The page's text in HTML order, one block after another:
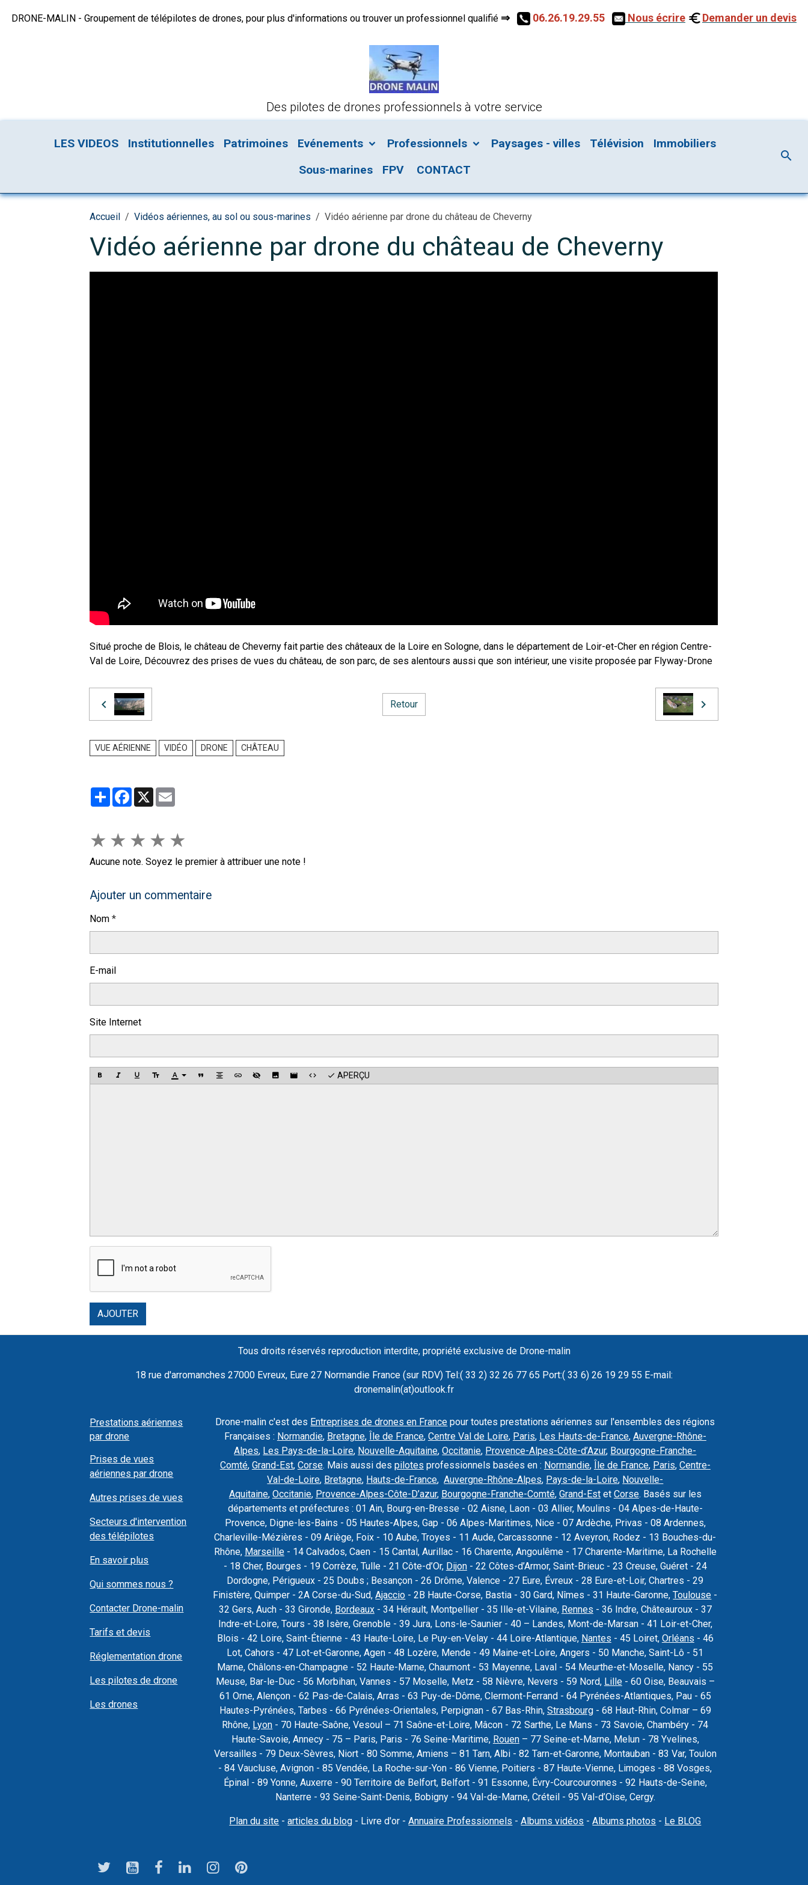
DRONE-MALIN - Groupement de télépilotes de drones, pour plus d'informations ou trouver un professionnel qualifié ⇒ 06.26.19.29.55 Nous écrire Demander un devis
Des pilotes de drones professionnels à votre service
LES VIDEOS Institutionnelles Patrimoines Evénements Professionnels Paysages - villes Télévision
Immobiliers
Sous-marines
FPV CONTACT
Accueil Vidéos aériennes, au sol ou sous-marines Vidéo aérienne par drone du château de Cheverny
Vidéo aérienne par drone du château de Cheverny
Situé proche de Blois, le château de Cheverny fait partie des châteaux de la Loire en Sologne, dans le département de Loir-et-Cher en région Centre-
Val de Loire, Découvrez des prises de vues du château, de son parc, de ses alentours aussi que son intérieur, une visite proposée par Flyway-Drone
Retour
VUE AÉRIENNE VIDÉO DRONE CHÂTEAU
PartagerFacebook
X
★ ★ ★ ★ ★
Aucune note. Soyez le premier à attribuer une note !
Ajouter un commentaire
Nom
E-mail
Site Internet
APERÇU
AJOUTER
Tous droits réservés reproduction interdite, propriété exclusive de Drone-malin
18 rue d'arromanches 27000 Evreux, Eure 27 Normandie France (sur RDV) Tel:( 33 2) 32 26 77 65 Port:( 33 6) 26 19 29 55 E-mail:
dronemalin(at)outlook.fr
Prestations aériennes
par drone
Prises de vues
aériennes par drone
Autres prises de vues
Secteurs d'intervention
des télépilotes
En savoir plus
Qui sommes nous ?
Contacter Drone-malin
Tarifs et devis
Réglementation drone
Les pilotes de drone
Les drones
Drone-malin c'est des Entreprises de drones en France pour toutes prestations aériennes sur l'ensembles des régions
Françaises : Normandie, Bretagne, Île de France, Centre Val de Loire, Paris, Les Hauts-de-France, Auvergne-Rhône-
Alpes, Les Pays-de-la-Loire, Nouvelle-Aquitaine,Occitanie, Provence-Alpes-Côte-d’Azur, Bourgogne-Franche-
Comté, Grand-Est, Corse. Mais aussi des pilotes professionnels basées en : Normandie, Île de France, Paris, Centre-
Val-de-Loire, Bretagne, Hauts-de-France,Auvergne-Rhône-Alpes, Pays-de-la-Loire, Nouvelle-
Aquitaine, Occitanie, Provence-Alpes-Côte-D’azur, Bourgogne-Franche-Comté, Grand-Estet Corse. Basés sur les
départements et préfectures : 01 Ain, Bourg-en-Bresse - 02 Aisne, Laon - 03 Allier, Moulins - 04 Alpes-de-Haute-
Provence, Digne-les-Bains - 05 Hautes-Alpes, Gap - 06 Alpes-Maritimes, Nice - 07 Ardèche, Privas - 08 Ardennes,
Charleville-Mézières - 09 Ariège, Foix - 10 Aube, Troyes - 11 Aude, Carcassonne - 12 Aveyron, Rodez - 13 Bouches-du-
Rhône, Marseille- 14 Calvados, Caen - 15 Cantal, Aurillac - 16 Charente, Angoulême - 17 Charente-Maritime, La Rochelle
- 18 Cher, Bourges - 19 Corrèze, Tulle - 21 Côte-d’Or, Dijon- 22 Côtes-d’Armor, Saint-Brieuc - 23 Creuse, Guéret - 24
Dordogne, Périgueux - 25 Doubs ; Besançon - 26 Drôme, Valence - 27 Eure, Évreux - 28 Eure-et-Loir, Chartres - 29
Finistère, Quimper - 2A Corse-du-Sud,Ajaccio - 2B Haute-Corse, Bastia - 30 Gard, Nîmes - 31 Haute-Garonne,Toulouse -
32 Gers, Auch - 33 Gironde, Bordeaux- 34 Hérault, Montpellier - 35 Ille-et-Vilaine, Rennes - 36 Indre, Châteauroux - 37
Indre-et-Loire, Tours - 38 Isère, Grenoble - 39 Jura, Lons-le-Saunier - 40 – Landes, Mont-de-Marsan - 41 Loir-et-Cher,
Blois - 42 Loire, Saint-Étienne - 43 Haute-Loire, Le Puy-en-Velay - 44 Loire-Atlantique, Nantes - 45 Loiret, Orléans - 46
Lot, Cahors - 47 Lot-et-Garonne, Agen - 48 Lozère, Mende - 49 Maine-et-Loire, Angers - 50 Manche, Saint-Lô - 51
Marne, Châlons-en-Champagne - 52 Haute-Marne, Chaumont - 53 Mayenne, Laval - 54 Meurthe-et-Moselle, Nancy - 55
Meuse, Bar-le-Duc - 56 Morbihan, Vannes - 57 Moselle, Metz - 58 Nièvre, Nevers - 59 Nord, Lille- 60 Oise, Beauvais –
61 Orne, Alençon - 62 Pas-de-Calais, Arras - 63 Puy-de-Dôme, Clermont-Ferrand - 64 Pyrénées-Atlantiques, Pau - 65
Hautes-Pyrénées, Tarbes - 66 Pyrénées-Orientales, Perpignan - 67 Bas-Rhin, Strasbourg- 68 Haut-Rhin, Colmar – 69
Rhône, Lyon - 70 Haute-Saône, Vesoul – 71 Saône-et-Loire, Mâcon - 72 Sarthe, Le Mans - 73 Savoie, Chambéry - 74
Haute-Savoie, Annecy - 75 – Paris, Paris - 76 Seine-Maritime, Rouen– 77 Seine-et-Marne, Melun - 78 Yvelines,
Versailles - 79 Deux-Sèvres, Niort - 80 Somme, Amiens – 81 Tarn, Albi - 82 Tarn-et-Garonne, Montauban - 83 Var, Toulon
- 84 Vaucluse, Avignon - 85 Vendée, La Roche-sur-Yon - 86 Vienne, Poitiers - 87 Haute-Vienne, Limoges - 88 Vosges,
Épinal - 89 Yonne, Auxerre - 90 Territoire de Belfort, Belfort - 91 Essonne, Évry-Courcouronnes - 92 Hauts-de-Seine,
Nanterre - 93 Seine-Saint-Denis, Bobigny - 94 Val-de-Marne, Créteil - 95 Val-d’Oise, Cergy.
Plan du site -articles du blog - Livre d'or -Annuaire Professionnels -Albums vidéos -Albums photos - Le BLOG